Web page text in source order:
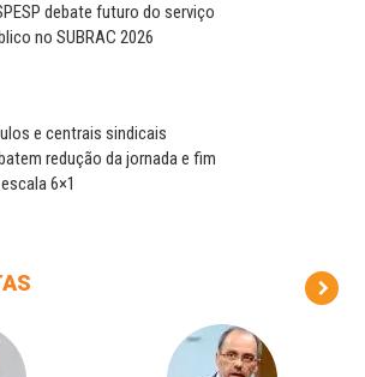
debate futuro do serviço
no SUBRAC 2026
e centrais sindicais
redução da jornada e fim
6×1